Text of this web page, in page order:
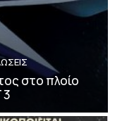
στο πλοίο
3